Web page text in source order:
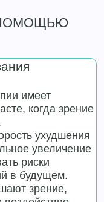
имеет
когда зрение
ухудшения
увеличение
риски
в будущем.
зрение,